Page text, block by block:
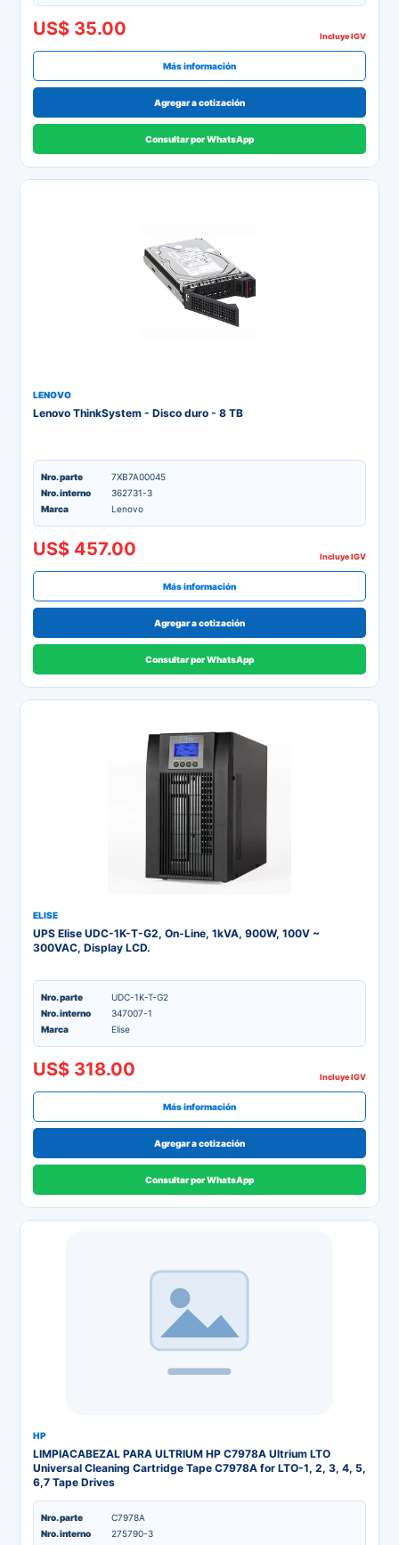
US$ 35.00 Incluye IGV
Más información
Agregar a cotización
Consultar por WhatsApp
LENOVO
Lenovo ThinkSystem - Disco duro - 8 TB
Nro. parte
7XB7A00045
Nro. interno
362731-3
Marca
Lenovo
US$ 457.00 Incluye IGV
Más información
Agregar a cotización
Consultar por WhatsApp
ELISE
UPS Elise UDC-1K-T-G2, On-Line, 1kVA, 900W, 100V ~
300VAC, Display LCD.
Nro. parte
UDC-1K-T-G2
Nro. interno
347007-1
Marca
Elise
US$ 318.00 Incluye IGV
Más información
Agregar a cotización
Consultar por WhatsApp
HP
LIMPIACABEZAL PARA ULTRIUM HP C7978A Ultrium LTO
Universal Cleaning Cartridge Tape C7978A for LTO-1, 2, 3, 4, 5,
6,7 Tape Drives
Nro. parte
C7978A
Nro. interno
275790-3